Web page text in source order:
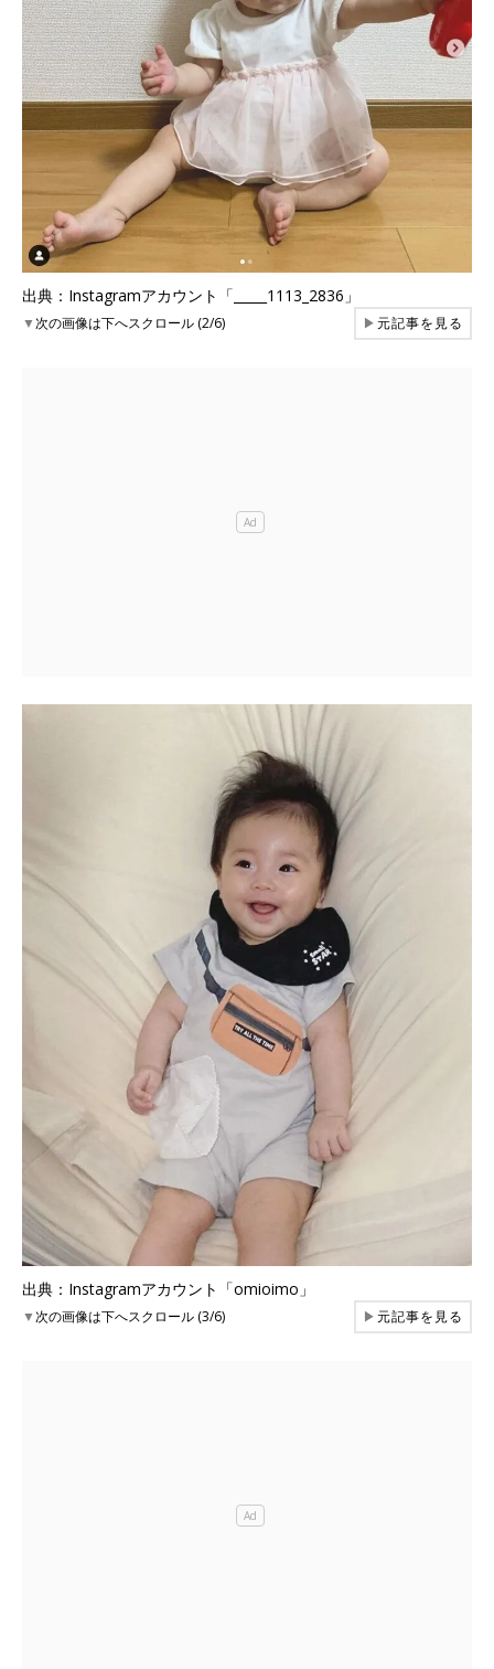
出典：Instagramアカウント「_____1113_2836」
▼次の画像は下へスクロール (2/6) ▶元記事を見る
出典：Instagramアカウント「omioimo」
▼次の画像は下へスクロール (3/6) ▶元記事を見る